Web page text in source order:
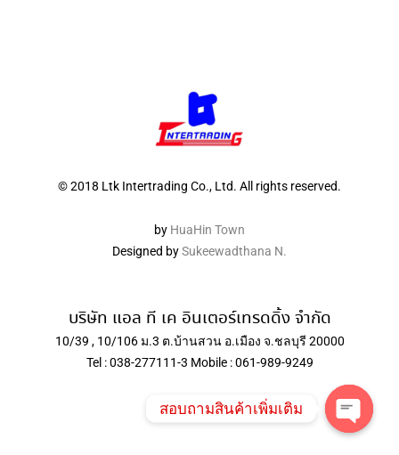
© 2018 Ltk Intertrading Co., Ltd. All rights reserved.
by HuaHin Town
Designed bySukeewadthana N.
บริษัท แอล ที เค อินเตอร์เทรดดิ้ง จำกัด
10/39 , 10/106 ม.3 ต.บ้านสวน อ.เมือง จ.ชลบุรี 20000
Tel : 038-277111-3 Mobile : 061-989-9249
สอบถามสินค้าเพิ่มเติม
Open